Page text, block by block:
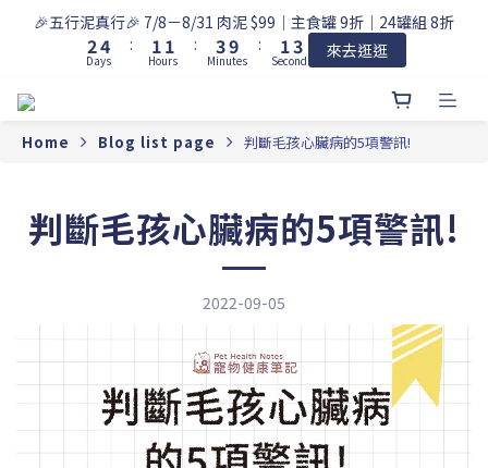
🎉五行泥真行🎉 7/8－8/31 肉泥 $99｜主食罐 9折｜24罐組 8折
3
2
1
5
4
3
0
Days
:
2
1
0
2
1
0
Hours
:
4
3
2
9
8
5
2
1
0
Minutes
:
2
1
0
4
3
2
Seconds 來去逛逛
Home Blog list page 判斷毛孩心臟病的5項警訊!
判斷毛孩心臟病的5項警訊!
2022-09-05